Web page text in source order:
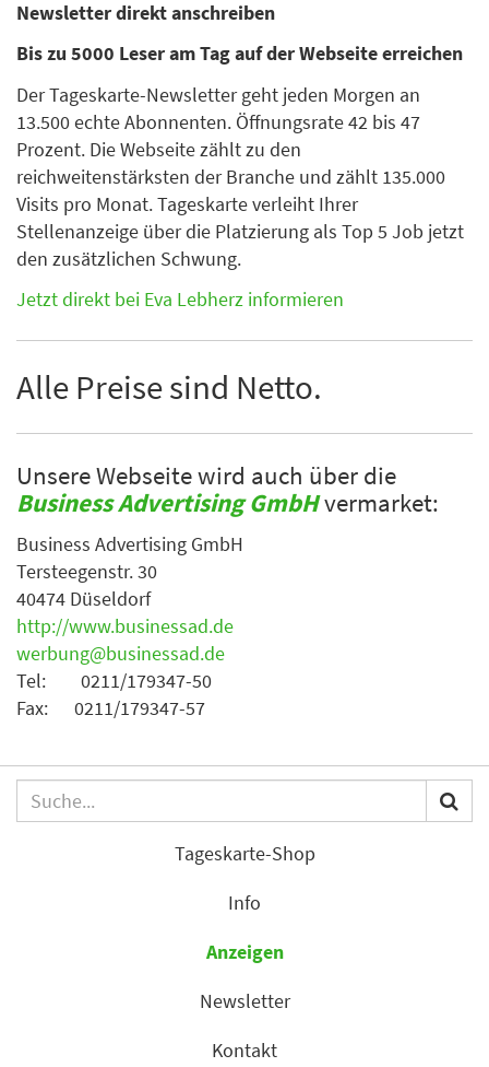
Newsletter direkt anschreiben
Bis zu 5000 Leser am Tag auf der Webseite erreichen
Der Tageskarte-Newsletter geht jeden Morgen an
13.500 echte Abonnenten. Öffnungsrate 42 bis 47
Prozent. Die Webseite zählt zu den
reichweitenstärksten der Branche und zählt 135.000
Visits pro Monat. Tageskarte verleiht Ihrer
Stellenanzeige über die Platzierung als Top 5 Job jetzt
den zusätzlichen Schwung.
Jetzt direkt bei Eva Lebherz informieren
Alle Preise sind Netto.
Unsere Webseite wird auch über die
Business Advertising GmbHvermarket:
Business Advertising GmbH
Tersteegenstr. 30
40474 Düseldorf
http://www.businessad.de
werbung@businessad.de
Tel: 0211/179347-50
Fax: 0211/179347-57
Tageskarte-Shop
Info
Anzeigen
Newsletter
Kontakt